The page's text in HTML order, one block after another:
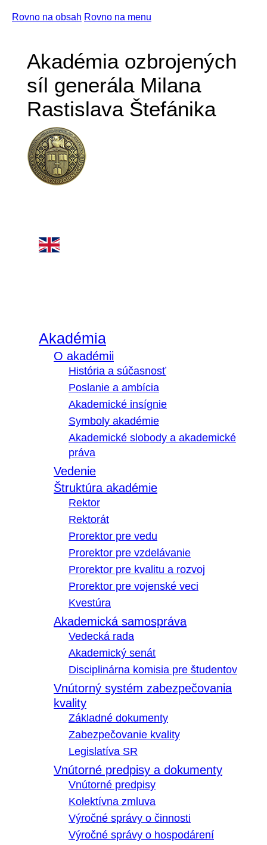
Rovno na obsah Rovno na menu
Akadémia ozbrojených
síl generála Milana
Rastislava Štefánika
Akadémia
O akadémii
História a súčasnosť
Poslanie a ambícia
Akademické insígnie
Symboly akadémie
Akademické slobody a akademické
práva
Vedenie
Štruktúra akadémie
Rektor
Rektorát
Prorektor pre vedu
Prorektor pre vzdelávanie
Prorektor pre kvalitu a rozvoj
Prorektor pre vojenské veci
Kvestúra
Akademická samospráva
Vedecká rada
Akademický senát
Disciplinárna komisia pre študentov
Vnútorný systém zabezpečovania
kvality
Základné dokumenty
Zabezpečovanie kvality
Legislatíva SR
Vnútorné predpisy a dokumenty
Vnútorné predpisy
Kolektívna zmluva
Výročné správy o činnosti
Výročné správy o hospodárení